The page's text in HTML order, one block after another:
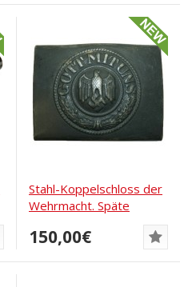
Stahl-Koppelschloss der
Wehrmacht. Späte
150,00€